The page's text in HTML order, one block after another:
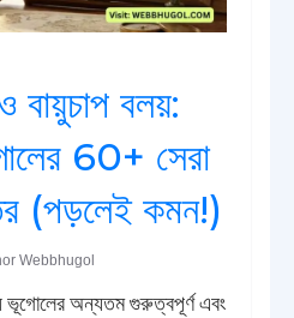
বায়ুচাপ বলয়:
60+ সেরা
(পড়লেই কমন!)
Webbhugol
ভূগোলের অন্যতম গুরুত্বপূর্ণ এবং